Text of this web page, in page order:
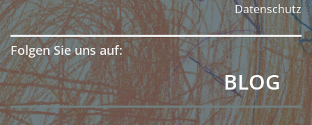
Datenschutz
Folgen Sie uns auf:
BLOG